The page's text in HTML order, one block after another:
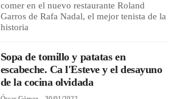
comer en el nuevo restaurante Roland
Garros de Rafa Nadal, el mejor tenista de la
historia
Sopa de tomillo y patatas en
escabeche. Ca l'Esteve y el desayuno
de la cocina olvidada